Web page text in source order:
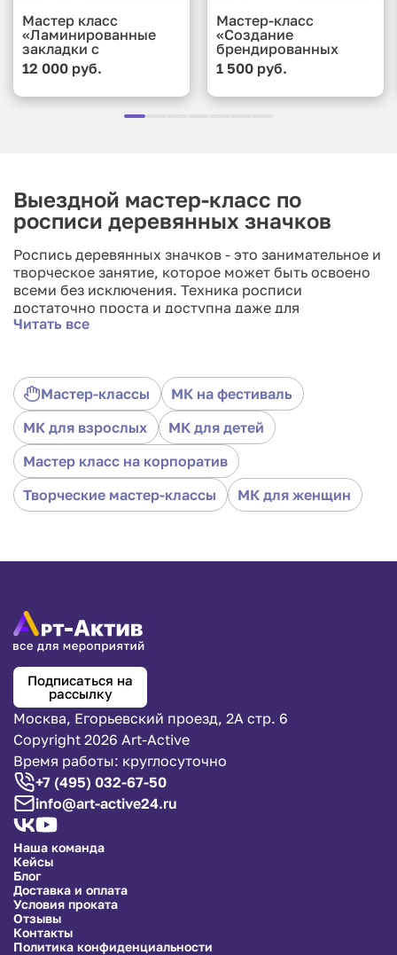
Мастер класс
«Ламинированные
закладки с
сухоцветами и
коллажами»
12 000 руб.
Мастер-класс
«Создание
брендированных
подушек»
1 500 руб.
Выездной мастер-класс по
росписи деревянных значков
Роспись деревянных значков - это занимательное и
творческое занятие, которое может быть освоено
всеми без исключения. Техника росписи
достаточно проста и доступна даже для
участников без художественного опыта. Участники
подарки своим близким и друзьям. Кроме того,
роспись деревянных значков может стать хорошим
способом расслабиться и занять свой досуг.
Мастер-класс подойдет для детей и для взрослых.
Читать все
Мастер-классы
МК на фестиваль
МК для взрослых
МК для детей
Мастер класс на корпоратив
Творческие мастер-классы
МК для женщин
Подписаться на
рассылку
Москва, Егорьевский проезд, 2А стр. 6
Copyright 2026 Art-Active
Время работы: круглосуточно
+7 (495) 032-67-50
info@art-active24.ru
Наша команда
Кейсы
Блог
Доставка и оплата
Условия проката
Отзывы
Контакты
Политика конфиденциальности